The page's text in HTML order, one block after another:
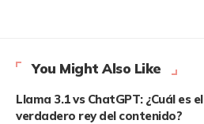
You Might Also Like
Llama 3.1 vs ChatGPT: ¿Cuál es el
verdadero rey del contenido?